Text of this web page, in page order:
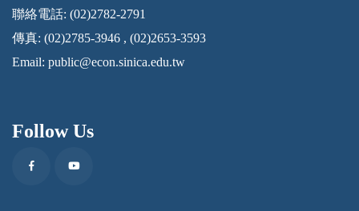
聯絡電話: (02)2782-2791
傳真: (02)2785-3946 , (02)2653-3593
Email: public@econ.sinica.edu.tw
Follow Us
FacebookYoutube